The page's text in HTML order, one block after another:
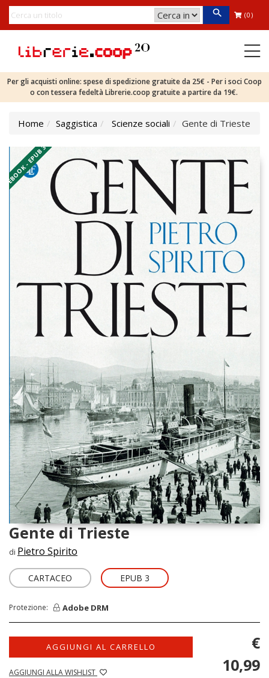
(0)
Per gli acquisti online: spese di spedizione gratuite da 25€ - Per i soci Coop
o con tessera fedeltà Librerie.coop gratuite a partire da 19€.
Home Saggistica Scienze sociali Gente di Trieste
EBOOK - EPUB 3
Gente di Trieste
di Pietro Spirito
CARTACEO EPUB 3
Protezione: Adobe DRM
AGGIUNGI AL CARRELLO
AGGIUNGI ALLA WISHLIST
€
10,99